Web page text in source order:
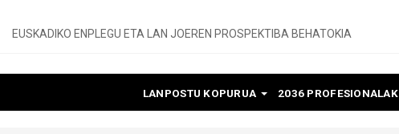
EUSKADIKO ENPLEGU ETA LAN JOEREN PROSPEKTIBA BEHATOKIA
LANPOSTU KOPURUA 2036 PROFESIONALAK